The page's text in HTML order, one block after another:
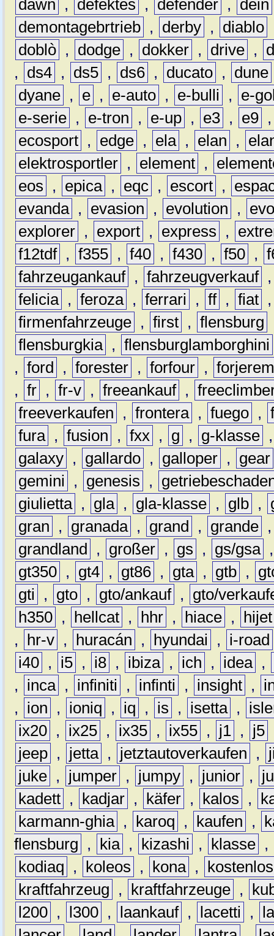
dawn , defektes , defender , dein
demontagebrtrieb , derby , diablo
doblò , dodge , dokker , drive ,
,
ds4 , ds5 , ds6 , ducato , dune
dyane , e , e-auto , e-bulli ,
e-
e-serie , e-tron , e-up , e3 , e9
ecosport , edge , ela , elan ,
elektrosportler , element ,
eos
, epica , eqc , escort ,
evanda , evasion , evolution ,
explorer , export , express ,
f12tdf , f355 , f40 , f430 , f50 ,
fahrzeugankauf , fahrzeugverkauf
felicia , feroza , ferrari , ff , fiat
firmenfahrzeuge , first , flensburg
flensburgkia , flensburglamborghini
, ford , forester , forfour ,
, fr , fr-v , freeankauf ,
freeverkaufen
, frontera , fuego ,
fura , fusion , fxx , g , g-klasse
galaxy , gallardo , galloper ,
gear
gemini
, genesis ,
giulietta , gla , gla-klasse , glb ,
gran
, granada , grand , grande
grandland
, großer , gs , gs/gsa
gt350 , gt4 , gt86 , gta , gtb ,
gti
, gto , gto/ankauf ,
gto/
h350 , hellcat , hhr , hiace ,
hijet
,
hr-v , huracán , hyundai ,
i-road
i40 , i5 , i8 , ibiza , ich , idea ,
,
inca , infiniti , infinti , insight ,
,
ion , ioniq , iq , is , isetta ,
ix20 , ix25 , ix35 , ix55 , j1 , j5
jeep , jetta , jetztautoverkaufen ,
juke , jumper , jumpy , junior ,
kadett , kadjar , käfer , kalos ,
karmann-ghia , karoq , kaufen ,
flensburg
, kia , kizashi , klasse ,
kodiaq
, koleos , kona ,
kostenlos
kraftfahrzeug
, kraftfahrzeuge ,
l200 , l300 , laankauf , lacetti ,